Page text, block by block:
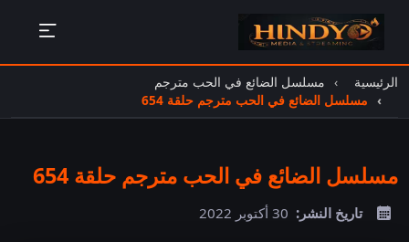
الرئيسية
مسلسل الضائع في الحب مترجم
مسلسل الضائع في الحب مترجم حلقة 654
مسلسل الضائع في الحب مترجم حلقة 654
تاريخ النشر: 30 أكتوبر 2022